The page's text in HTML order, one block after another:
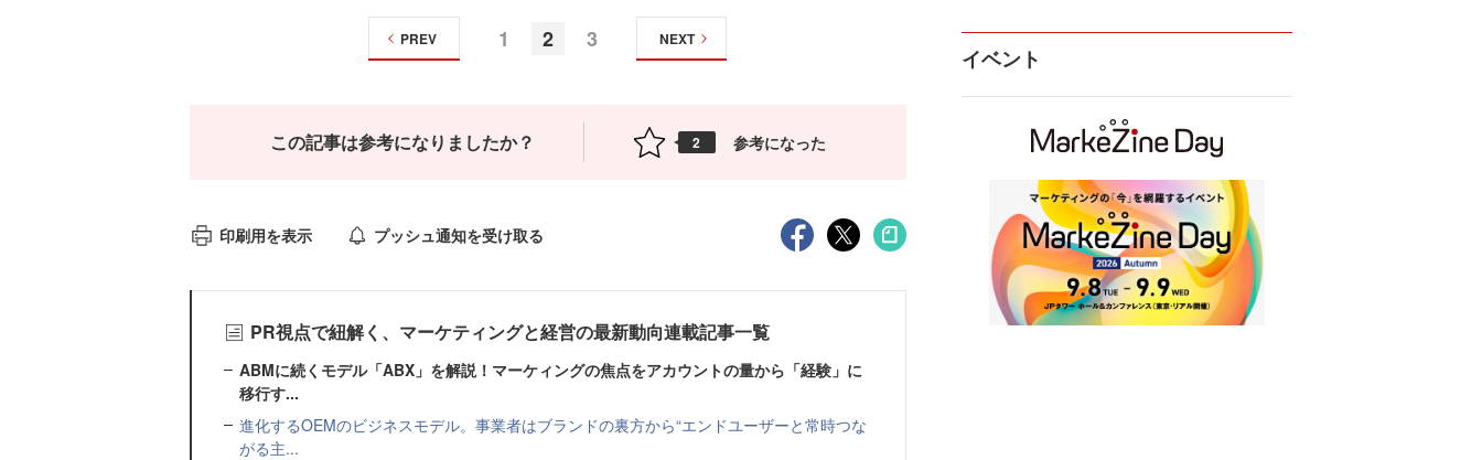
1 2 3
PREV NEXT
この記事は参考になりましたか？ 2 参考になった
印刷用を表示 プッシュ通知を受け取る
PR視点で紐解く、マーケティングと経営の最新動向連載記事一覧
ABMに続くモデル「ABX」を解説！マーケィングの焦点をアカウントの量から「経験」に
移行す...
進化するOEMのビジネスモデル。事業者はブランドの裏方から“エンドユーザーと常時つな
がる主...
イベント